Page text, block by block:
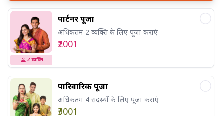
2 व्यक्ति
पार्टनर पूजा
अधिकतम 2 व्यक्ति के लिए पूजा कराएं
₹2001
पारिवारिक पूजा
अधिकतम 4 सदस्यों के लिए पूजा कराएं
₹3001